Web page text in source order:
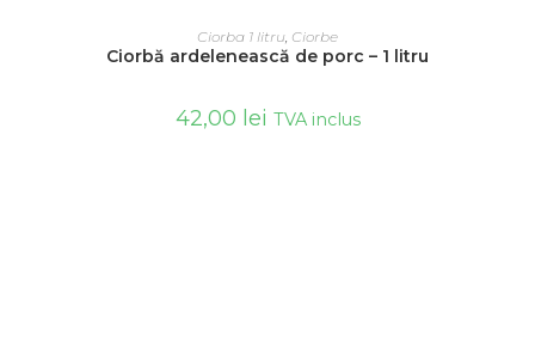
ADAUGĂ ÎN COȘ
Ciorba 1 litru, Ciorbe
Ciorbă ardelenească de porc – 1 litru
42,00 lei TVA inclus